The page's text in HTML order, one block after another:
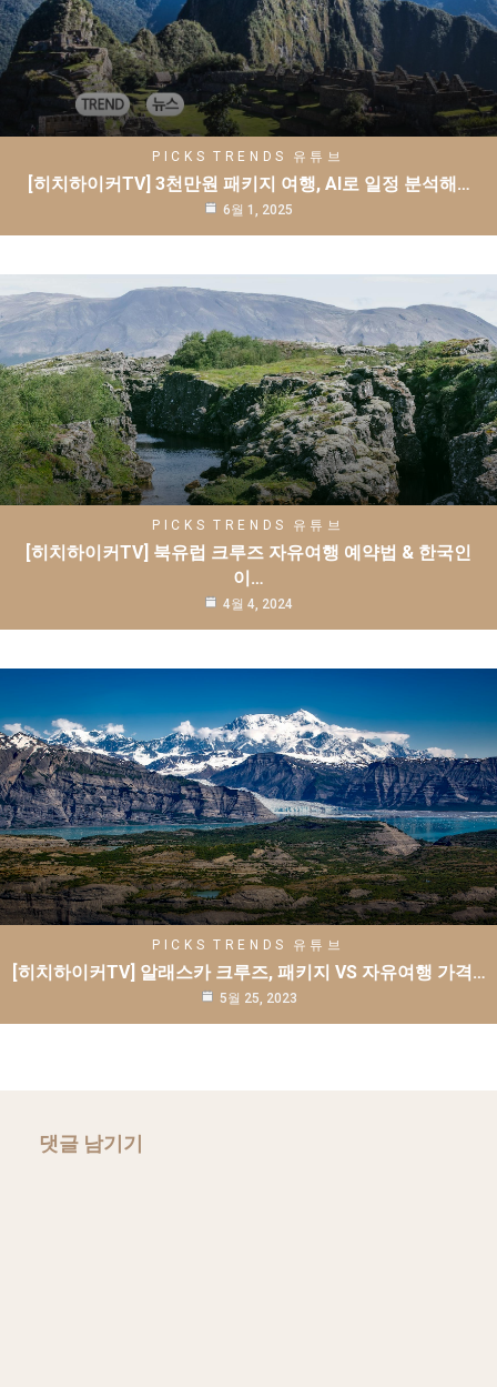
PICKS TRENDS 유튜브
[히치하이커TV] 3천만원 패키지 여행, AI로 일정 분석해…
6월 1, 2025
PICKS TRENDS 유튜브
[히치하이커TV] 북유럽 크루즈 자유여행 예약법 & 한국인
이…
4월 4, 2024
PICKS TRENDS 유튜브
[히치하이커TV] 알래스카 크루즈, 패키지 VS 자유여행 가격…
5월 25, 2023
댓글 남기기